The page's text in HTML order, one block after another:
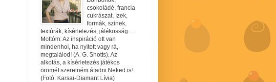
csokoládé, francia
cukrászat, ízek,
formák, színek,
textúrák, kísérletezés, játékosság...
Mottóm: Az inspiráció ott van
mindenhol, ha nyitott vagy rá,
megtalálod! (A. G. Shotts). Az
alkotás, a kísérletezés játékos
örömét szeretném átadni Neked is!
(Fotó: Karsai-Diamant Lívia)